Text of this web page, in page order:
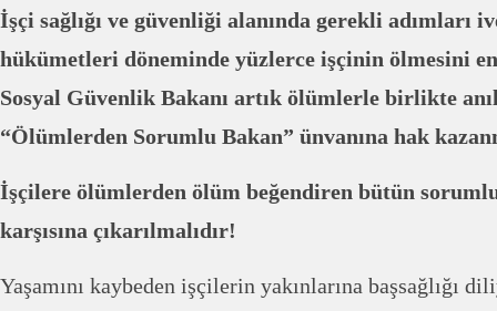
İşçi sağlığı ve güvenliği alanında gerekli adımları
hükümetleri döneminde yüzlerce işçinin ölmesini
Sosyal Güvenlik Bakanı artık ölümlerle birlikte
“Ölümlerden Sorumlu Bakan” ünvanına hak
İşçilere ölümlerden ölüm beğendiren bütün
karşısına çıkarılmalıdır!
Yaşamını kaybeden işçilerin yakınlarına başsağlığı